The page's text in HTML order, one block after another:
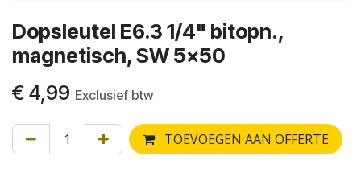
Dopsleutel E6.3 1/4" bitopn.,
magnetisch, SW 5x50
€ 4,99 Exclusief btw
TOEVOEGEN AAN OFFERTE